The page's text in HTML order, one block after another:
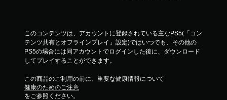
このコンテンツは、アカウントに登録されている主なPS5(「コン
テンツ共有とオフラインプレイ」設定)ではいつでも、その他の
PS5の場合には同アカウントでログインした後に、ダウンロード
してプレイすることができます。
この商品のご利用の前に、重要な健康情報について
健康のためのご注意
をご参照ください。